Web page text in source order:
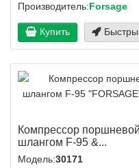
Производитель:Forsage
Купить
Компрессор
шлангом F-95 &...
Модель:30171